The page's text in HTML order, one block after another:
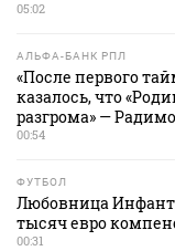
05:02
АЛЬФА-БАНК РПЛ
«После первого
казалось, что
разгрома» —
00:54
ФУТБОЛ
Любовница
тысяч евро
00:31